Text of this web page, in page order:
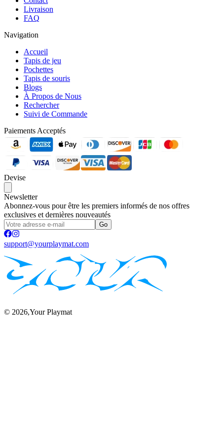
Livraison
FAQ
Navigation
Accueil
Tapis de jeu
Pochettes
Tapis de souris
Blogs
À Propos de Nous
Rechercher
Suivi de Commande
Paiements Acceptés
Devise
Newsletter
Abonnez-vous pour être les premiers informés de nos offres
exclusives et dernières nouveautés
Go
support@yourplaymat.com
© 2026,Your Playmat